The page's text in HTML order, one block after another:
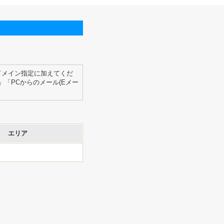
メイン指定に加えてくだ
「PCからのメール(Eメー
エリア